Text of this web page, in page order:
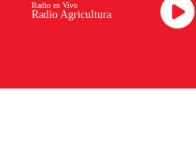
Radio Agricultura
Radio en Vivo
Descarga